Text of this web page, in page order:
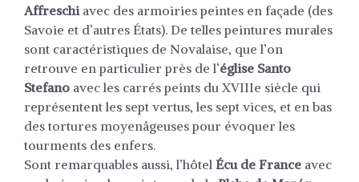
Affreschi avec des armoiries peintes en façade (des
Savoie et d’autres États). De telles peintures murales
sont caractéristiques de Novalaise, que l’on
retrouve en particulier près de l’église Santo
Stefano avec les carrés peints du XVIIIe siècle qui
représentent les sept vertus, les sept vices, et en bas
des tortures moyenâgeuses pour évoquer les
tourments des enfers.
Sont remarquables aussi, l’hôtel Écu de France avec